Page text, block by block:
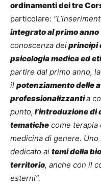
ordinamenti dei tre
particolare:
integrato al primo anno
conoscenza deiprincipi
psicologia medica ed
partire dal primo anno,
il potenziamento delle
professionalizzantia
punto, l’introduzione di
tematiche come terapia
medicina di genere.
dedicato ai temi della
territorio, anche con il
esterni”.